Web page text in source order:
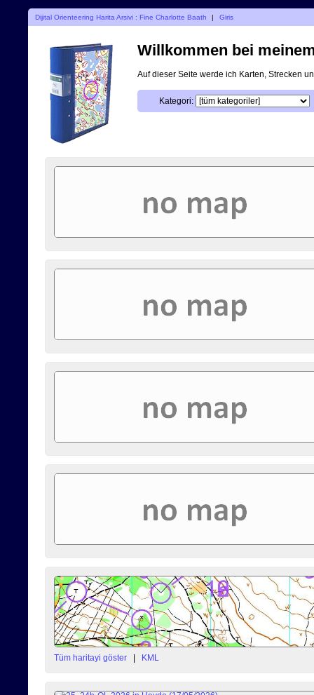
Dijital Orienteering Harita Arsivi : Fine Charlotte Baath | Giris
Willkommen bei
Auf dieser Seite werde ich Karten, Strecken
Kategori:
Tüm haritayi göster | KML